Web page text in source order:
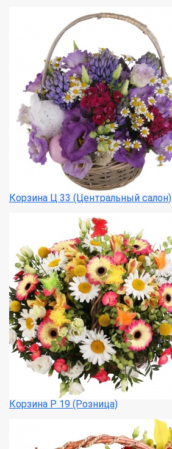
Корзина Ц 33 (Центральный салон)
Корзина Р 19 (Розница)